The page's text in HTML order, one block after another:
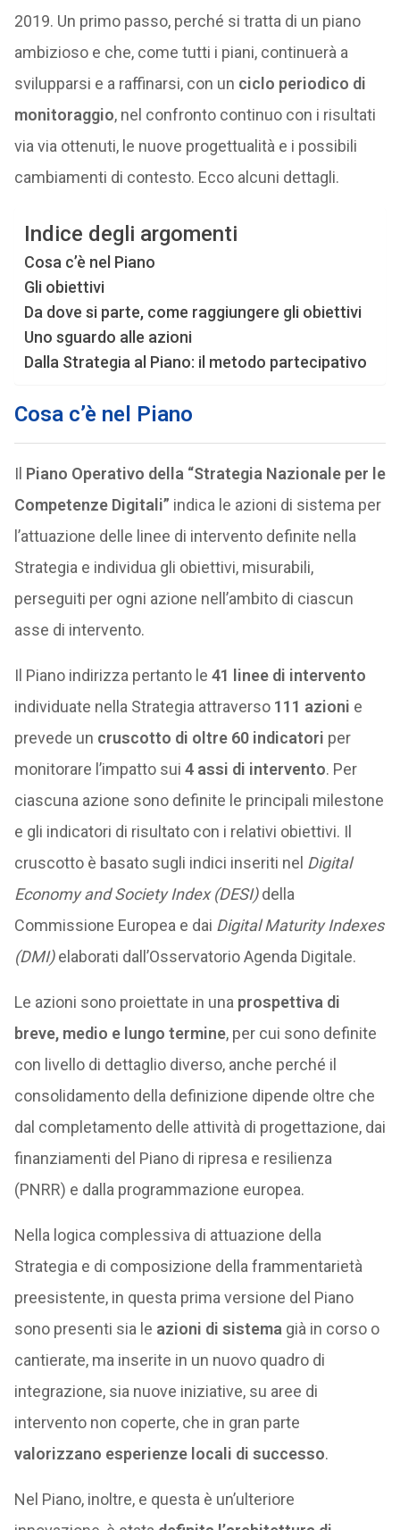
2019. Un primo passo, perché si tratta di un piano
ambizioso e che, come tutti i piani, continuerà a
svilupparsi e a raffinarsi, con un ciclo periodico di
monitoraggio, nel confronto continuo con i risultati
via via ottenuti, le nuove progettualità e i possibili
cambiamenti di contesto. Ecco alcuni dettagli.
Indice degli argomenti
Cosa c’è nel Piano
Gli obiettivi
Da dove si parte, come raggiungere gli obiettivi
Uno sguardo alle azioni
Dalla Strategia al Piano: il metodo partecipativo
Cosa c’è nel Piano
Il Piano Operativo della “Strategia Nazionale per le
Competenze Digitali” indica le azioni di sistema per
l’attuazione delle linee di intervento definite nella
Strategia e individua gli obiettivi, misurabili,
perseguiti per ogni azione nell’ambito di ciascun
asse di intervento.
Il Piano indirizza pertanto le 41 linee di intervento
individuate nella Strategia attraverso 111 azioni e
prevede un cruscotto di oltre 60 indicatori per
monitorare l’impatto sui 4 assi di intervento. Per
ciascuna azione sono definite le principali milestone
e gli indicatori di risultato con i relativi obiettivi. Il
cruscotto è basato sugli indici inseriti nel Digital
Economy and Society Index (DESI)della
Commissione Europea e dai Digital Maturity Indexes
(DMI)elaborati dall’Osservatorio Agenda Digitale.
Le azioni sono proiettate in una prospettiva di
breve, medio e lungo termine, per cui sono definite
con livello di dettaglio diverso, anche perché il
consolidamento della definizione dipende oltre che
dal completamento delle attività di progettazione, dai
finanziamenti del Piano di ripresa e resilienza
(PNRR) e dalla programmazione europea.
Nella logica complessiva di attuazione della
Strategia e di composizione della frammentarietà
preesistente, in questa prima versione del Piano
sono presenti sia le azioni di sistema già in corso o
cantierate, ma inserite in un nuovo quadro di
integrazione, sia nuove iniziative, su aree di
intervento non coperte, che in gran parte
valorizzano esperienze locali di successo.
Nel Piano, inoltre, e questa è un’ulteriore